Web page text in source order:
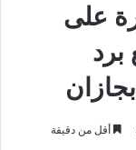
على
أقل من دقيقة